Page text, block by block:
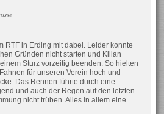
RTF in Erding mit dabei. Leider konnte
Gründen nicht starten und Kilian
Sturz vorzeitig beenden. So hielten
für unseren Verein hoch und
Das Rennen führte durch eine
und auch der Regen auf den letzten
nicht trüben. Alles in allem eine